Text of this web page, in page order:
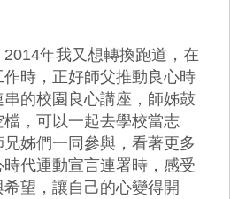
年我又想轉換跑道，在
時，正好師父推動良心時
的校園良心講座，師姊鼓
，可以一起去學校當志
姊們一同參與，看著更多
代運動宣言連署時，感受
望，讓自己的心變得開